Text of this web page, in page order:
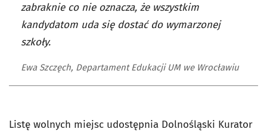
zabraknie co nie oznacza, że wszystkim
kandydatom uda się dostać do wymarzonej
szkoły.
Ewa Szczęch, Departament Edukacji UM we Wrocławiu
Listę wolnych miejsc udostępnia Dolnośląski Kurator